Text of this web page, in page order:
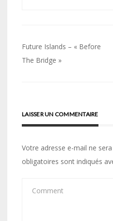
Navigation
de
Future Islands – « Before
The Bridge »
LAISSER UN COMMENTAIRE
Votre adresse e-mail ne
obligatoires sont indiqués